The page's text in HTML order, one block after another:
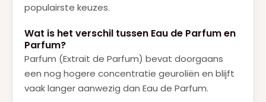
populairste keuzes.
Wat is het verschil tussen Eau de Parfum en
Parfum?
Parfum (Extrait de Parfum) bevat doorgaans
een nog hogere concentratie geuroliën en blijft
vaak langer aanwezig dan Eau de Parfum.